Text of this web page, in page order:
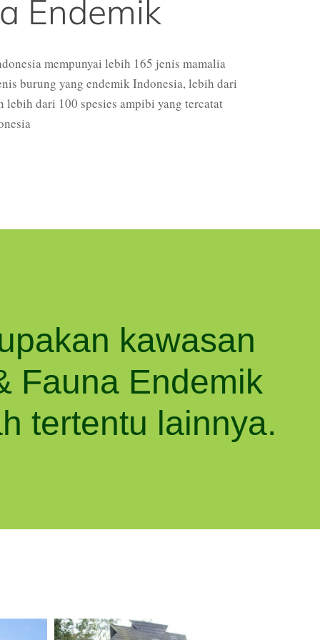
Endemik
mempunyai lebih 165 jenis mamalia
burung yang endemik Indonesia, lebih dari
lebih dari 100 spesies ampibi yang tercatat
kawasan
Fauna Endemik
tertentu lainnya.